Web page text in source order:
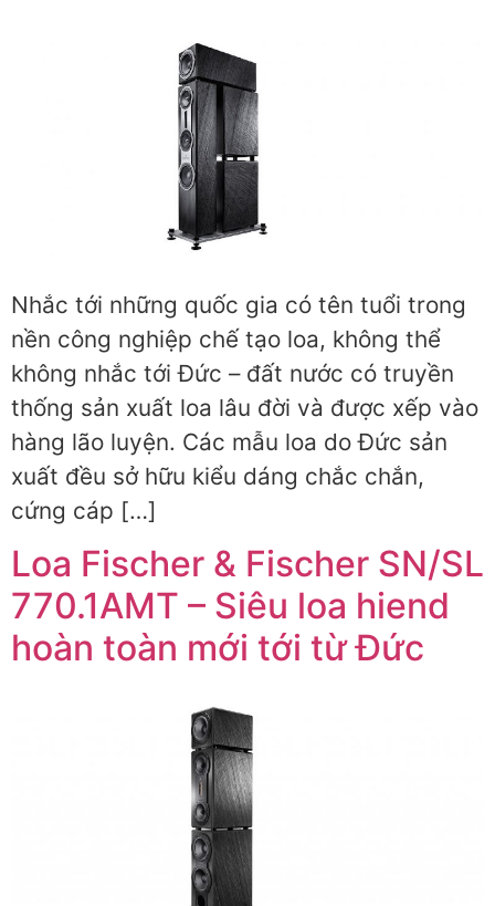
Nhắc tới những quốc gia có tên tuổi trong
nền công nghiệp chế tạo loa, không thể
không nhắc tới Đức – đất nước có truyền
thống sản xuất loa lâu đời và được xếp vào
hàng lão luyện. Các mẫu loa do Đức sản
xuất đều sở hữu kiểu dáng chắc chắn,
cứng cáp […]
Loa Fischer & Fischer SN/SL
770.1AMT – Siêu loa hiend
hoàn toàn mới tới từ Đức